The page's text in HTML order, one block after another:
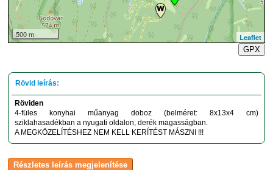
500 m
Leaflet
GPX
Röviden
4-füles konyhai műanyag doboz (belméret: 8x13x4 cm)
sziklahasadékban a nyugati oldalon, derék magasságban.
A MEGKÖZELÍTÉSHEZ NEM KELL KERÍTÉST MÁSZNI !!!